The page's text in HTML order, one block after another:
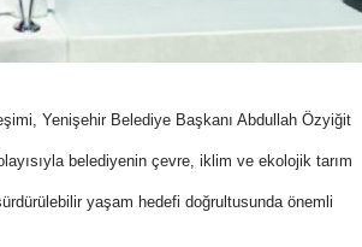
Yenişehir Belediye Başkanı Abdullah Özyiğit
belediyenin çevre, iklim ve ekolojik tarım
yaşam hedefi doğrultusunda önemli